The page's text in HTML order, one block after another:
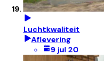
Luchtkwaliteit
Aflevering
9 jul 20